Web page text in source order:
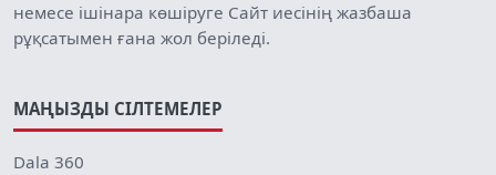
немесе ішінара көшіруге Сайт иесінің жазбаша
рұқсатымен ғана жол беріледі.
МАҢЫЗДЫ СІЛТЕМЕЛЕР
Dala 360